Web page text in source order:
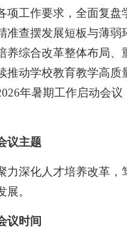
项工作要求，全面复盘
准查摆发展短板与薄弱
养综合改革整体布局、
推动学校教育教学高质
年暑期工作启动会议
议主题
力深化人才培养改革，
展。
议时间